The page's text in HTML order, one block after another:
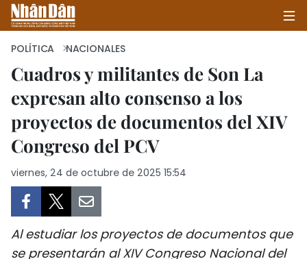
INICIO
POLÍTICA
SALUD - MEDIO AMBIENTE
POLÍTICA NACIONALES
Cuadros y militantes de Son La
expresan alto consenso a los
proyectos de documentos del XIV
Congreso del PCV
viernes, 24 de octubre de 2025 15:54
Al estudiar los proyectos de documentos que
se presentarán al XIV Congreso Nacional del